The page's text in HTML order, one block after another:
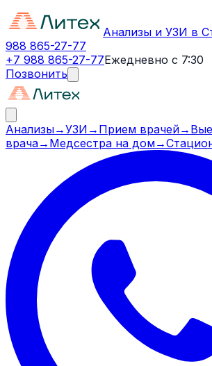
Анализы и УЗИ в
988 865-27-77
+7 988 865-27-77Ежедневно с 7:30
Позвонить
Анализы→УЗИ → Прием врачей→
врача→ Медсестра на дом→